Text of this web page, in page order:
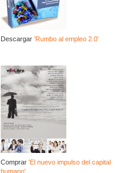
Descargar 'Rumbo al empleo 2.0'
Comprar 'El nuevo impulso del capital
humano'